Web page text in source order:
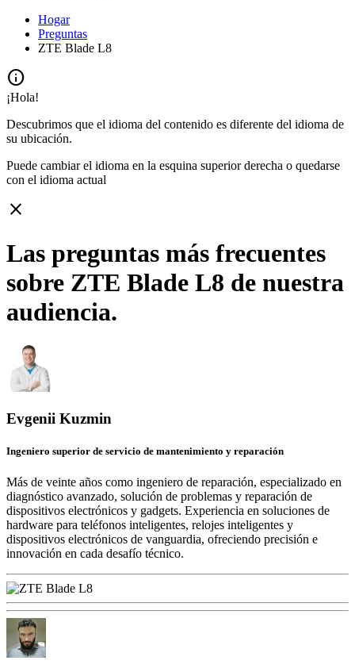
Hogar
Preguntas
ZTE Blade L8
info
¡Hola!
Descubrimos que el idioma del contenido es diferente del idioma de
su ubicación.
Puede cambiar el idioma en la esquina superior derecha o quedarse
con el idioma actual
close
Las preguntas más frecuentes
sobre ZTE Blade L8 de nuestra
audiencia.
Evgenii Kuzmin
Ingeniero superior de servicio de mantenimiento y reparación
Más de veinte años como ingeniero de reparación, especializado en
diagnóstico avanzado, solución de problemas y reparación de
dispositivos electrónicos y gadgets. Experiencia en soluciones de
hardware para teléfonos inteligentes, relojes inteligentes y
dispositivos electrónicos de vanguardia, ofreciendo precisión e
innovación en cada desafío técnico.